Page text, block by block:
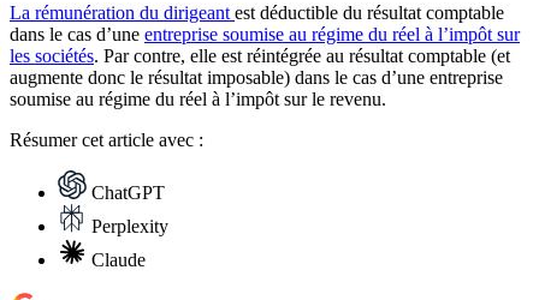
La rémunération du dirigeant est déductible du résultat comptable
dans le cas d’une entreprise soumise au régime du réel à l’impôt sur
les sociétés. Par contre, elle est réintégrée au résultat comptable (et
augmente donc le résultat imposable) dans le cas d’une entreprise
soumise au régime du réel à l’impôt sur le revenu.
Résumercet article avec :
ChatGPT
Perplexity
Claude